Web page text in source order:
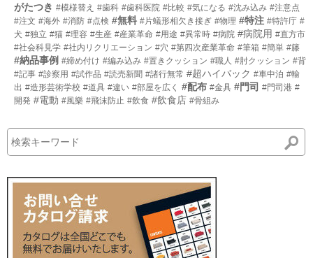
がたつき #模様替え #歯科 #歯科医院 #比較 #気になる #沈み込み #注意点
#注文 #海外 #消防 #点検 #無料 #片蟻形相欠き接ぎ #物理 #特注 #特許庁 #
犬 #独立 #猫 #理容 #生産 #産業革命 #用途 #異常時 #病院 #病院用 #直方市
#社会科見学 #社内リクリエーション #穴 #第四次産業革命 #筆箱 #簡単 #籐
#納品事例 #締め付け #編み込み #置きクッション #職人 #肘クッション #背
#記事 #診察用 #試作品 #読売新聞 #諸行無常 #超ハイバック #車中泊 #輸
出 #造形芸術学校 #道具 #違い #部屋を広く #配布 #金具 #門司 #門司港 #
開発 #電動 #風樂 #飛沫防止 #飲食 #飲食店 #骨組み